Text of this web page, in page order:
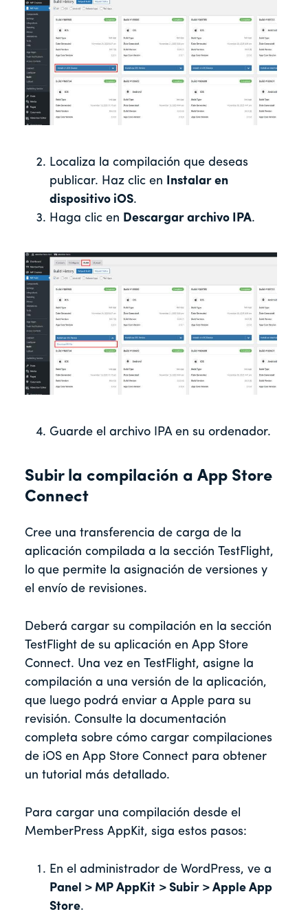
Localiza la compilación que deseas
publicar. Haz clic en Instalar en
dispositivo iOS.
Haga clic en Descargar archivo IPA.
Guarde el archivo IPA en su ordenador.
Subir la compilación a App Store
Connect
Cree una transferencia de carga de la
aplicación compilada a la sección TestFlight,
lo que permite la asignación de versiones y
el envío de revisiones.
Deberá cargar su compilación en la sección
TestFlight de su aplicación en App Store
Connect. Una vez en TestFlight, asigne la
compilación a una versión de la aplicación,
que luego podrá enviar a Apple para su
revisión. Consulte la documentación
completa sobre cómo cargar compilaciones
de iOS en App Store Connect para obtener
un tutorial más detallado.
Para cargar una compilación desde el
MemberPress AppKit, siga estos pasos:
En el administrador de WordPress, ve a
Panel > MP AppKit > Subir > Apple App
Store.